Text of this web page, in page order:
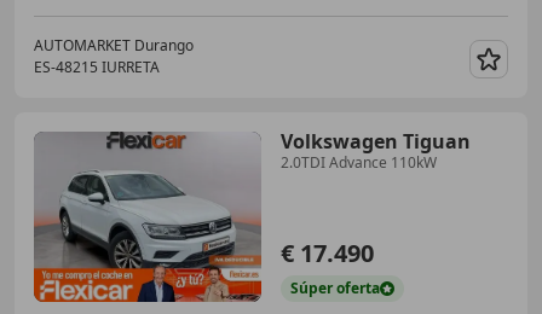
AUTOMARKET Durango
ES-48215 IURRETA
Volkswagen Tiguan
2.0TDI Advance 110kW
€ 17.490
Súperoferta